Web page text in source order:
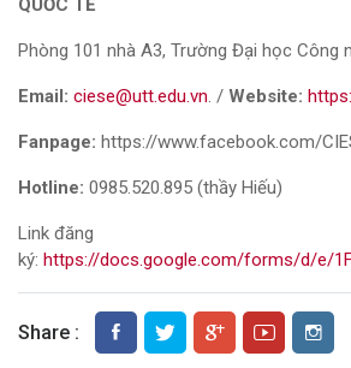
QUỐC TẾ
Phòng 101 nhà A3, Trường Đại học Công
Email: ciese@utt.edu.vn. / Website:
Fanpage: https://www.facebook.com/
Hotline: 0985.520.895 (thầy Hiếu)
Link đăng
ký: https://docs.google.com/forms/d/e/
Share :